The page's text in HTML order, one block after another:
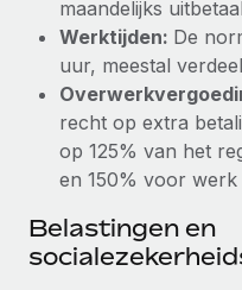
integraties en
Het blijft de missie van
te helpen bij het
Meer informatie
Hoe Phiture 55
beheert met Remote
maandelijks
Werktijden: De
uur, meestal
recht op extra
op 125% van het
en 150% voor werk
Belastingen en